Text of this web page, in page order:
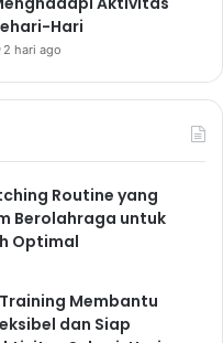
Hari
2 hari ago
Routine yang
Berolahraga untuk
Optimal
Membantu
dan Siap